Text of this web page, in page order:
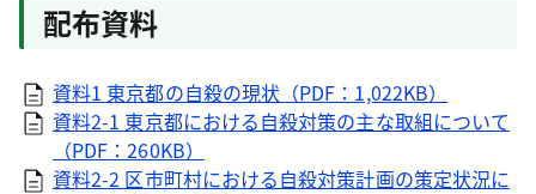
配布資料
資料1 東京都の自殺の現状（PDF：1,022KB）
資料2-1 東京都における自殺対策の主な取組について
（PDF：260KB）
資料2-2 区市町村における自殺対策計画の策定状況に